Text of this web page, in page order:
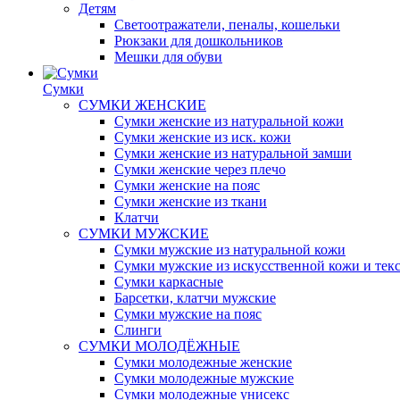
Детям
Светоотражатели, пеналы, кошельки
Рюкзаки для дошкольников
Мешки для обуви
Сумки
СУМКИ ЖЕНСКИЕ
Сумки женские из натуральной кожи
Сумки женские из иск. кожи
Сумки женские из натуральной замши
Сумки женские через плечо
Сумки женские на пояс
Сумки женские из ткани
Клатчи
СУМКИ МУЖСКИЕ
Сумки мужские из натуральной кожи
Сумки мужские из искусственной кожи и
Сумки каркасные
Барсетки, клатчи мужские
Сумки мужские на пояс
Слинги
СУМКИ МОЛОДЁЖНЫЕ
Сумки молодежные женские
Сумки молодежные мужские
Сумки молодежные унисекс